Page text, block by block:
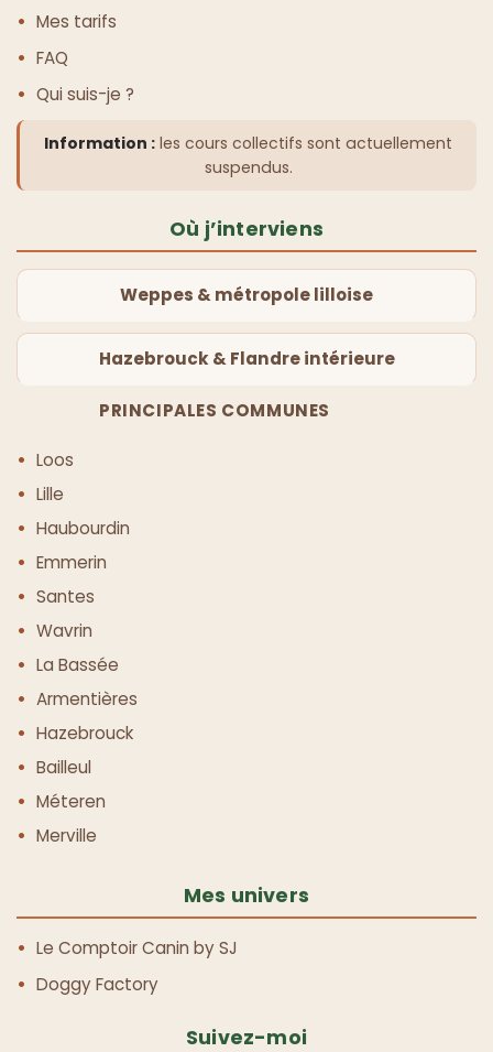
Mes tarifs
FAQ
Qui suis-je ?
Information : les cours collectifs sont actuellement
suspendus.
Où j’interviens
Weppes & métropole lilloise
Hazebrouck & Flandre intérieure
PRINCIPALES COMMUNES
Loos
Lille
Haubourdin
Emmerin
Santes
Wavrin
La Bassée
Armentières
Hazebrouck
Bailleul
Méteren
Merville
Mes univers
Le Comptoir Canin by SJ
Doggy Factory
Suivez-moi